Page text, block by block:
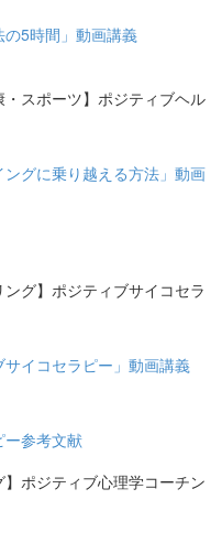
の5時間」動画講義
スポーツ】ポジティブヘル
ングに乗り越える方法」動画
グ】ポジティブサイコセラ
サイコセラピー」動画講義
ー参考文献
ポジティブ心理学コーチン